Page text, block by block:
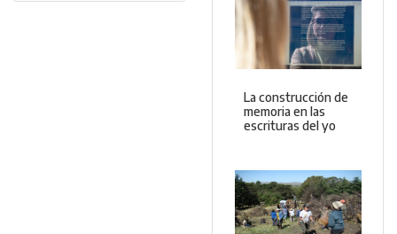
La construcción de
memoria en las
escrituras del yo